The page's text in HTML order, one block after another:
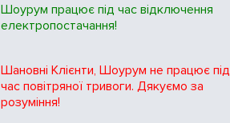
Шоурум працює під час відключення
електропостачання!
Шановні Клієнти, Шоурум не працює під
час повітряної тривоги. Дякуємо за
розуміння!